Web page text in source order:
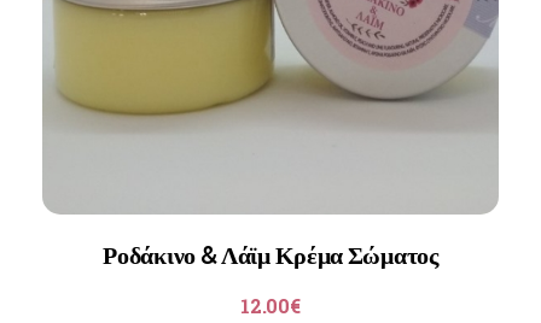
Ροδάκινο & Λάϊμ Κρέμα Σώματος
12.00€